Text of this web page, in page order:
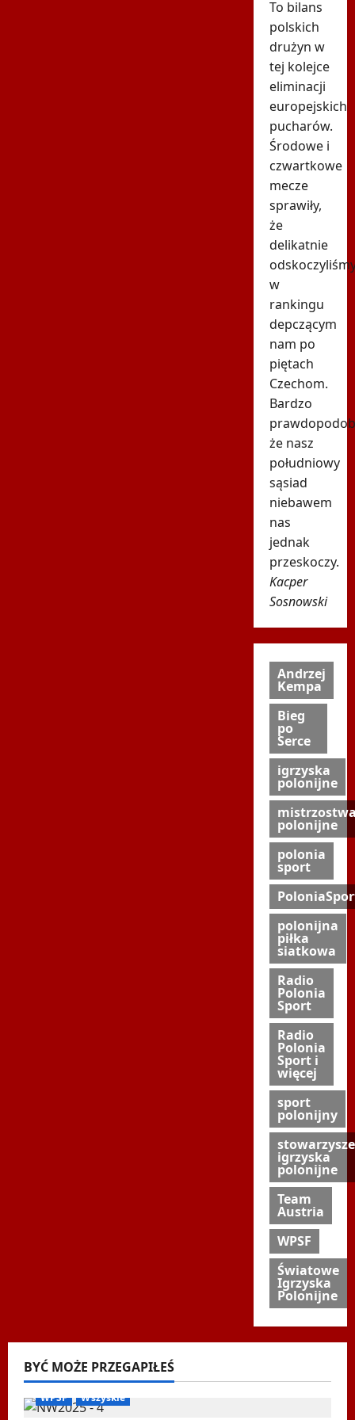
To bilans
polskich
drużyn w
tej kolejce
eliminacji
europejskich
pucharów.
Środowe i
czwartkowe
mecze
sprawiły,
że
delikatnie
w
rankingu
depczącym
nam po
piętach
Czechom.
Bardzo
że nasz
południowy
sąsiad
niebawem
nas
jednak
przeskoczy.
Kacper
Sosnowski
Andrzej
Kempa
Bieg
po
Serce
igrzyska
polonijne
polonijne
polonia
sport
polonijna
piłka
siatkowa
Radio
Polonia
Sport
Radio
Polonia
Sport i
więcej
sport
polonijny
igrzyska
polonijne
Team
Austria
WPSF
Światowe
Igrzyska
Polonijne
BYĆ MOŻE PRZEGAPIŁEŚ
Biegi i rekreacja Inne Nordic Walking
WPSF
Wszyskie